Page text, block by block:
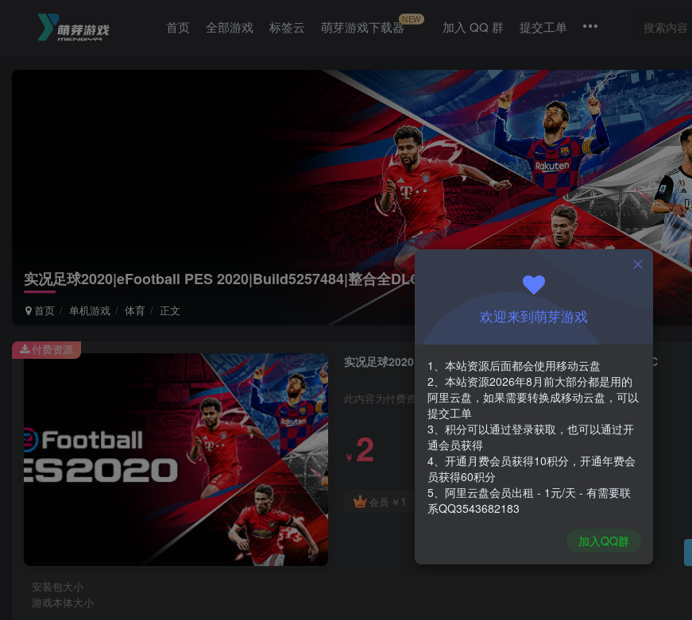
首页 全部游戏 标签云 萌芽游戏下载器NEW 加入 QQ 群 提交工单
实况足球2020|eFootball PES 2020|Build5257484|整合全DLC
首页 单机游戏 体育 正文
实况足球2020|eFootball PES 2020|Build5257484|整合全DLC
此内容为付费资源，请付费后查看
￥ 2
会员 ￥ 1
安装包大小
游戏本体大小
付费资源
欢迎来到萌芽游戏
1、本站资源后面都会使用移动云盘
2、本站资源2026年8月前大部分都是用的
阿里云盘，如果需要转换成移动云盘，可以
提交工单
3、积分可以通过登录获取，也可以通过开
通会员获得
4、开通月费会员获得10积分，开通年费会
员获得60积分
5、阿里云盘会员出租 - 1元/天 - 有需要联
系QQ3543682183
加入QQ群